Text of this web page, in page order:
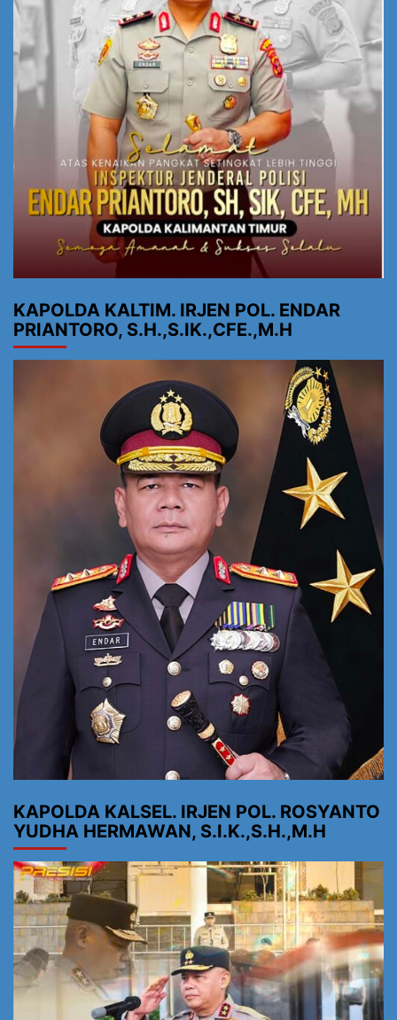
KAPOLDA KALTIM. IRJEN POL. ENDAR
PRIANTORO, S.H.,S.IK.,CFE.,M.H
KAPOLDA KALSEL. IRJEN POL. ROSYANTO
YUDHA HERMAWAN, S.I.K.,S.H.,M.H